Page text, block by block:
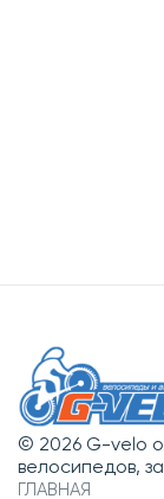
© 2026 G-velo
велосипедов,
ГЛАВНАЯ